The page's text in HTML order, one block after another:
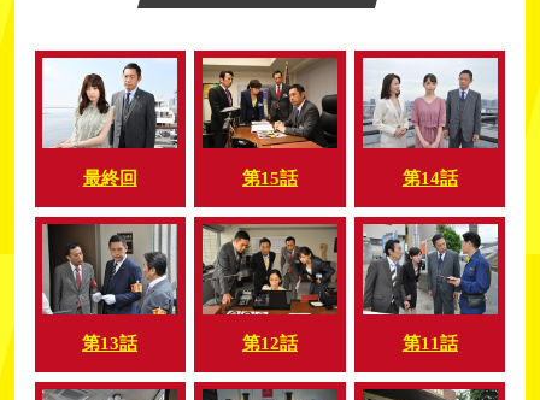
最終回 第15話 第14話
第13話 第12話 第11話